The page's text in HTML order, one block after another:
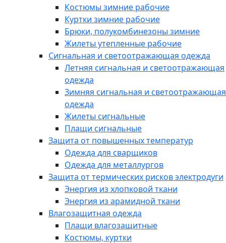
Костюмы зимние рабочие
Куртки зимние рабочие
Брюки, полукомбинезоны зимние
Жилеты утепленные рабочие
Сигнальная и светоотражающая одежда
Летняя сигнальная и светоотражающая
одежда
Зимняя сигнальная и светоотражающая
одежда
Жилеты сигнальные
Плащи сигнальные
Защита от повышенных температур
Одежда для сварщиков
Одежда для металлургов
Защита от термических рисков электродуги
Энергия из хлопковой ткани
Энергия из арамидной ткани
Влагозащитная одежда
Плащи влагозащитные
Костюмы, куртки